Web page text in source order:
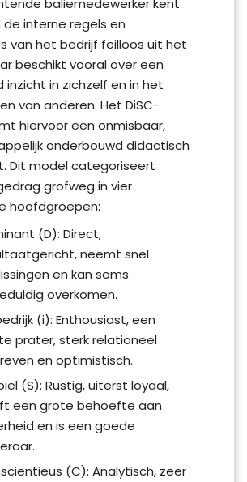
baliemedewerker kent
interne regels en
van het bedrijf feilloos uit het
beschikt vooral over een
inzicht in zichzelf en in het
van anderen. Het DiSC-
hiervoor een onmisbaar,
onderbouwd didactisch
Dit model categoriseert
grofweg in vier
hoofdgroepen:
(D): Direct,
neemt snel
en kan soms
overkomen.
(i): Enthousiast, een
prater, sterk relationeel
en optimistisch.
(S): Rustig, uiterst loyaal,
een grote behoefte aan
en is een goede
(C): Analytisch, zeer